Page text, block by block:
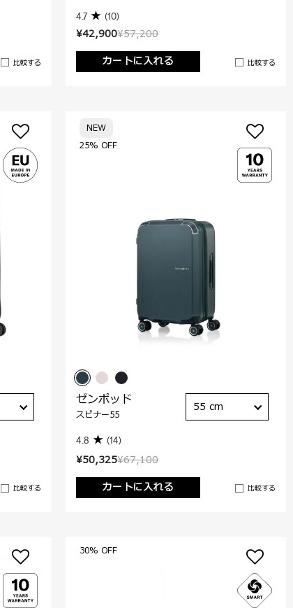
比較する
¥57,200
¥42,900
カートに入れる
比較する
4.7 (10)
比較する
¥67,100
¥50,325
カートに入れる
比較する
25% OFF
NEW
ゼンポッド
スピナー55
4.8 (14)
55 cm
30% OFF